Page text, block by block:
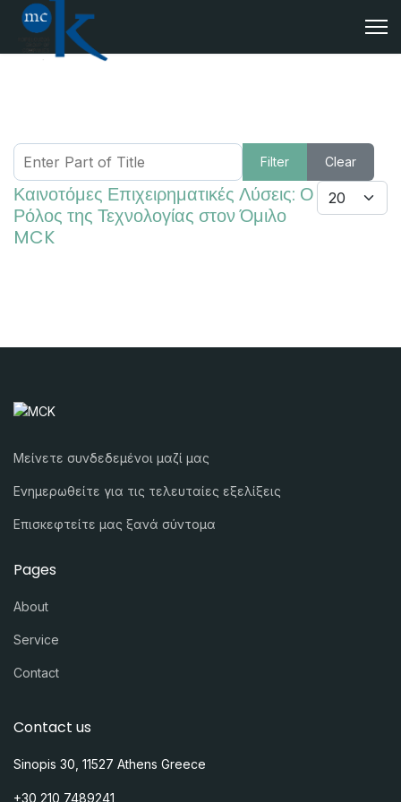
Enter Part of Title
Filter
Clear
Display #
Καινοτόμες Επιχειρηματικές Λύσεις: Ο
Ρόλος της Τεχνολογίας στον Όμιλο
MCK
Μείνετε συνδεδεμένοι μαζί μας
Ενημερωθείτε για τις τελευταίες εξελίξεις
Επισκεφτείτε μας ξανά σύντομα
Pages
About
Service
Contact
Contact us
Sinopis 30, 11527 Athens Greece
+30 210 7489241